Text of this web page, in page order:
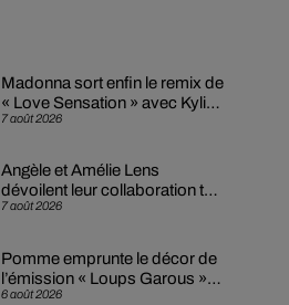
7 août 2026
Madonna sort enfin le remix de
« Love Sensation » avec Kylie
Minogue
7 août 2026
Angèle et Amélie Lens
dévoilent leur collaboration tant
attendue
6 août 2026
Pomme emprunte le décor de
l’émission « Loups Garous »
pour son...